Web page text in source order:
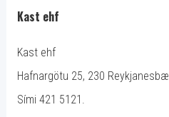
Kast ehf
Kast ehf
Hafnargötu 25, 230 Reykjanesbæ
Sími 421 5121.